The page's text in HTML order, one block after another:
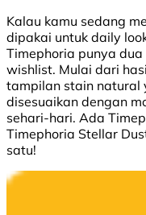
Kalau kamu sedang
dipakai untuk daily
Timephoria punya
wishlist. Mulai dari
tampilan stain natural
disesuaikan dengan
sehari-hari. Ada
Timephoria Stellar
satu!